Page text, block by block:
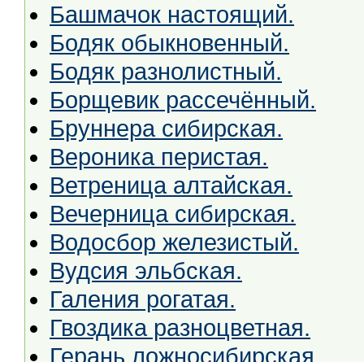
Башмачок настоящий.
Бодяк обыкновенный.
Бодяк разнолистный.
Борщевик рассечённый.
Бруннера сибирская.
Вероника перистая.
Ветреница алтайская.
Вечерница сибирская.
Водосбор железистый.
Вудсия эльбская.
Галения рогатая.
Гвоздика разноцветная.
Герань ложносибирская.